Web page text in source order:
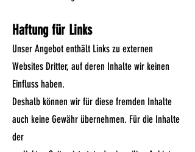
Haftung für Links
Unser Angebot enthält Links zu externen
Websites Dritter, auf deren Inhalte wir keinen
Einfluss haben.
Deshalb können wir für diese fremden Inhalte
auch keine Gewähr übernehmen. Für die Inhalte
der